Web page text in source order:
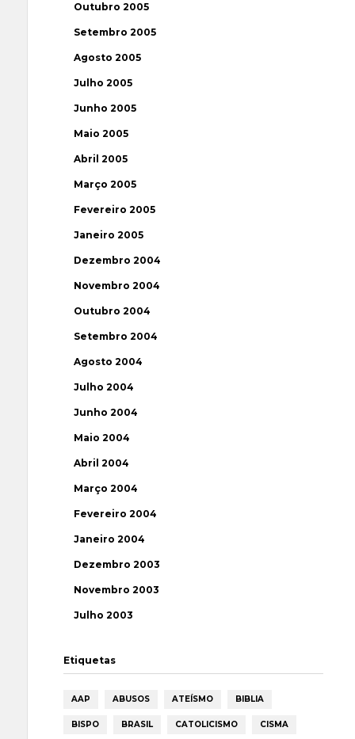
Outubro 2005
Setembro 2005
Agosto 2005
Julho 2005
Junho 2005
Maio 2005
Abril 2005
Março 2005
Fevereiro 2005
Janeiro 2005
Dezembro 2004
Novembro 2004
Outubro 2004
Setembro 2004
Agosto 2004
Julho 2004
Junho 2004
Maio 2004
Abril 2004
Março 2004
Fevereiro 2004
Janeiro 2004
Dezembro 2003
Novembro 2003
Julho 2003
Etiquetas
AAP ABUSOS ATEÍSMO BIBLIA
BISPO BRASIL CATOLICISMO CISMA